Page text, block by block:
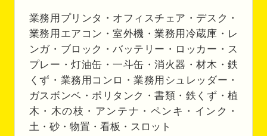
業務用プリンタ・オフィスチェア・デスク・
業務用エアコン・室外機・業務用冷蔵庫・レ
ンガ・ブロック・バッテリー・ロッカー・ス
プレー・灯油缶・一斗缶・消火器・材木・鉄
くず・業務用コンロ・業務用シュレッダー・
ガスボンベ・ポリタンク・書類・鉄くず・植
木・木の枝・アンテナ・ペンキ・インク・
土・砂・物置・看板・スロット